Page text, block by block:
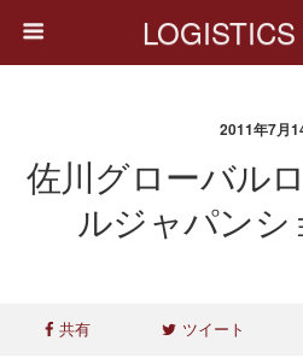
2011年7月
佐川グローバル
ルジャパンシ
共有 ツイート